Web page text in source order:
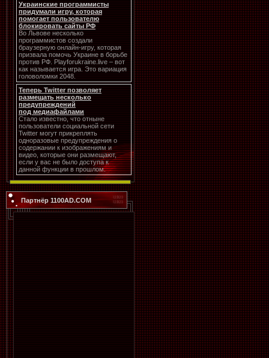
Украинские программисты
придумали игру, которая
помогает пользователю
блокировать сайты РФ
Во Львове несколько
программистов создали
браузерную онлайн-игру, которая
призвала помочь Украине в борьбе
против РФ. Playforukraine.live – вот
как называется игра. Это вариация
головоломки 2048.
Теперь Twitter позволяет
размещать несколько
предупреждений
под медиафайлами
Стало известно, что отныне
пользователи социальной сети
Twitter могут прикреплять
одноразовые предупреждения о
содержании к изображениям и
видео, которые они размещают,
если у вас не было доступа к
данной функции в прошлом.
Партнёр 1100AD.COM